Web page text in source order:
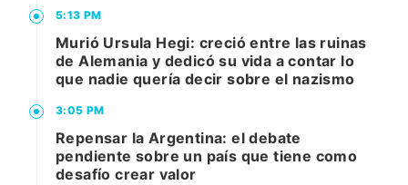
5:13 PM
Murió Ursula Hegi: creció entre las ruinas
de Alemania y dedicó su vida a contar lo
que nadie quería decir sobre el nazismo
3:05 PM
Repensar la Argentina: el debate
pendiente sobre un país que tiene como
desafío crear valor